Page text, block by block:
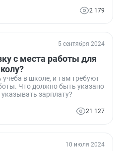
2 179
5 сентября 2024
с места работы для
учеба в школе, и там требуют
Что должно быть указано
зарплату?
21 127
10 июля 2024